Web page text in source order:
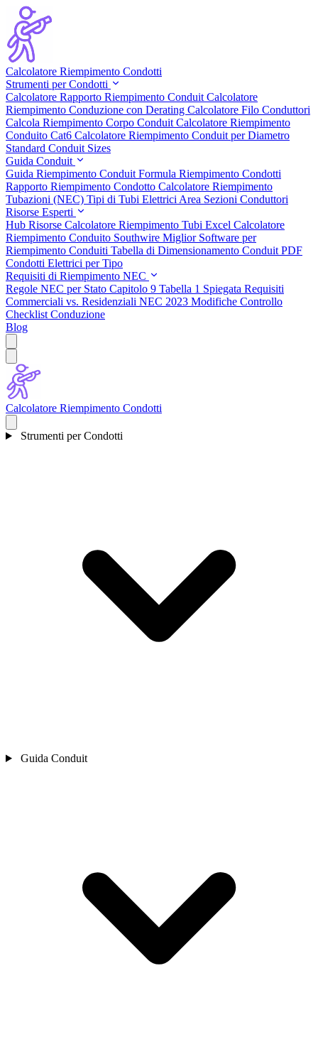
Calcolatore Riempimento Condotti
Strumenti per Condotti
Calcolatore Rapporto Riempimento Conduit Calcolatore
Riempimento Conduzione con Derating Calcolatore Filo Conduttori
Calcola Riempimento Corpo Conduit Calcolatore Riempimento
Conduito Cat6 Calcolatore Riempimento Conduit per Diametro
Standard Conduit Sizes
Guida Conduit
Guida Riempimento Conduit Formula Riempimento Condotti
Rapporto Riempimento Condotto Calcolatore Riempimento
Tubazioni (NEC) Tipi di Tubi Elettrici Area Sezioni Conduttori
Risorse Esperti
Hub Risorse Calcolatore Riempimento Tubi Excel Calcolatore
Riempimento Conduito Southwire Miglior Software per
Riempimento Conduiti Tabella di Dimensionamento Conduit PDF
Condotti Elettrici per Tipo
Requisiti di Riempimento NEC
Regole NEC per Stato Capitolo 9 Tabella 1 Spiegata Requisiti
Commerciali vs. Residenziali NEC 2023 Modifiche Controllo
Checklist Conduzione
Blog
Calcolatore Riempimento Condotti
Strumenti per Condotti
Guida Conduit